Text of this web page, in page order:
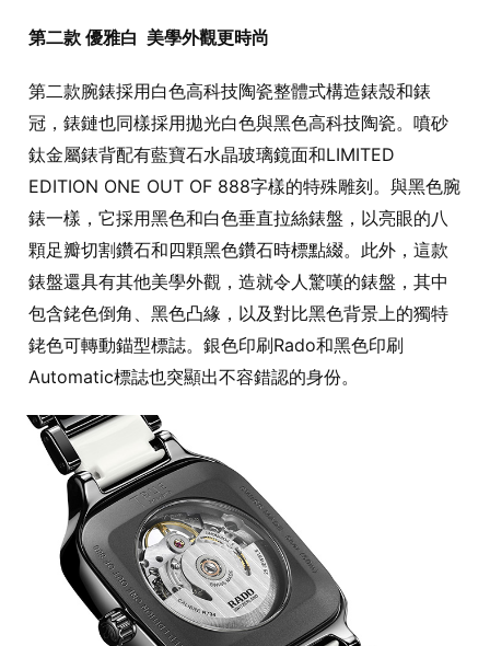
第二款 優雅白 美學外觀更時尚
第二款腕錶採用白色高科技陶瓷整體式構造錶殼和錶
冠，錶鏈也同樣採用拋光白色與黑色高科技陶瓷。噴砂
鈦金屬錶背配有藍寶石水晶玻璃鏡面和LIMITED
EDITION ONE OUT OF 888字樣的特殊雕刻。與黑色腕
錶一樣，它採用黑色和白色垂直拉絲錶盤，以亮眼的八
顆足瓣切割鑽石和四顆黑色鑽石時標點綴。此外，這款
錶盤還具有其他美學外觀，造就令人驚嘆的錶盤，其中
包含銠色倒角、黑色凸緣，以及對比黑色背景上的獨特
銠色可轉動錨型標誌。銀色印刷Rado和黑色印刷
Automatic標誌也突顯出不容錯認的身份。